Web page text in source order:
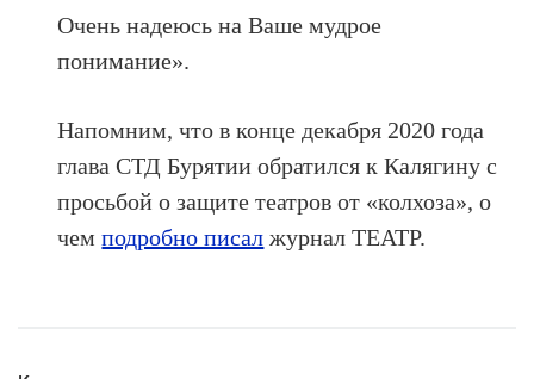
Очень надеюсь на Ваше мудрое
понимание».
Напомним, что в конце декабря 2020 года
глава СТД Бурятии обратился к Калягину с
просьбой о защите театров от «колхоза», о
чемподробно писал журнал ТЕАТР.